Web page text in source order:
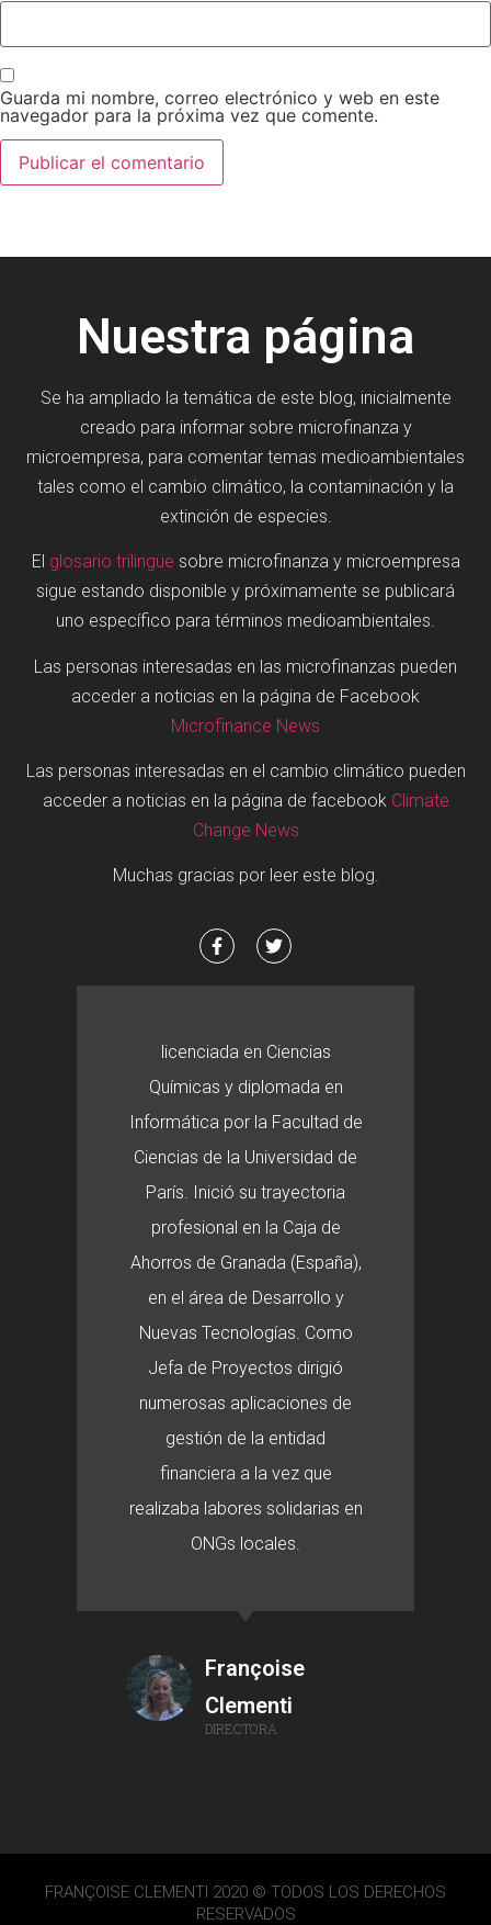
Guarda mi nombre, correo electrónico y web en este
navegador para la próxima vez que comente.
Nuestra página
Se ha ampliado la temática de este blog, inicialmente
creado para informar sobre microfinanza y
microempresa, para comentar temas medioambientales
tales como el cambio climático, la contaminación y la
extinción de especies.
El glosario trilingüe sobre microfinanza y microempresa
sigue estando disponible y próximamente se publicará
uno específico para términos medioambientales.
Las personas interesadas en las microfinanzas pueden
acceder a noticias en la página de Facebook
Microfinance News
Las personas interesadas en el cambio climático pueden
acceder a noticias en la página de facebook Climate
Change News
Muchas gracias por leer este blog.
licenciada en Ciencias
Químicas y diplomada en
Informática por la Facultad de
Ciencias de la Universidad de
París. Inició su trayectoria
profesional en la Caja de
Ahorros de Granada (España),
en el área de Desarrollo y
Nuevas Tecnologías. Como
Jefa de Proyectos dirigió
numerosas aplicaciones de
gestión de la entidad
financiera a la vez que
realizaba labores solidarias en
ONGs locales.
Françoise
Clementi
DIRECTORA
FRANÇOISE CLEMENTI 2020 © TODOS LOS DERECHOS
RESERVADOS